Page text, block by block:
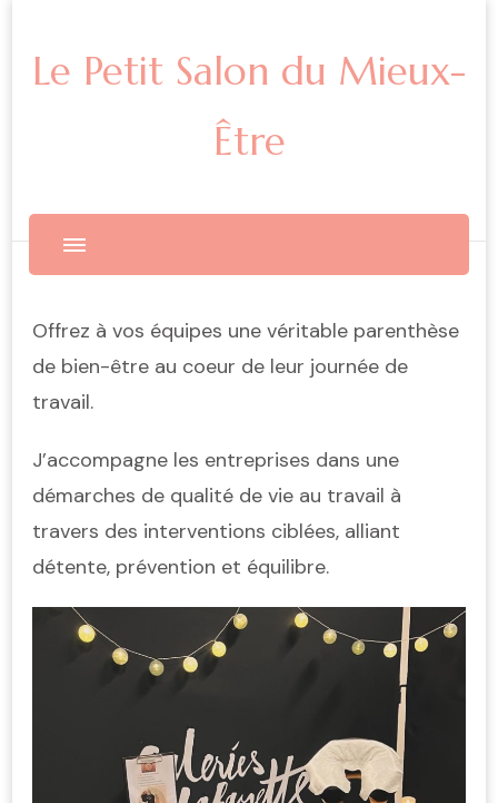
Le Petit Salon du Mieux-
Être
Offrez à vos équipes une véritable parenthèse
de bien-être au coeur de leur journée de
travail.
J’accompagne les entreprises dans une
démarches de qualité de vie au travail à
travers des interventions ciblées, alliant
détente, prévention et équilibre.